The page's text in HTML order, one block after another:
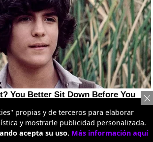
propias y de terceros para elaborar
y mostrarle publicidad personalizada.
acepta su uso. Más información aquí